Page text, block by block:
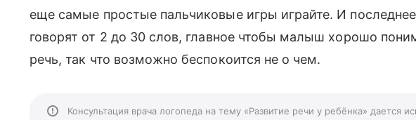
еще самые простые пальчиковые игры играйте. И
говорят от 2 до 30 слов, главное чтобы малыш хорошо
речь, так что возможно беспокоится не о чем.
Консультация врача логопеда на тему «Развитие речи у ребёнка» дается